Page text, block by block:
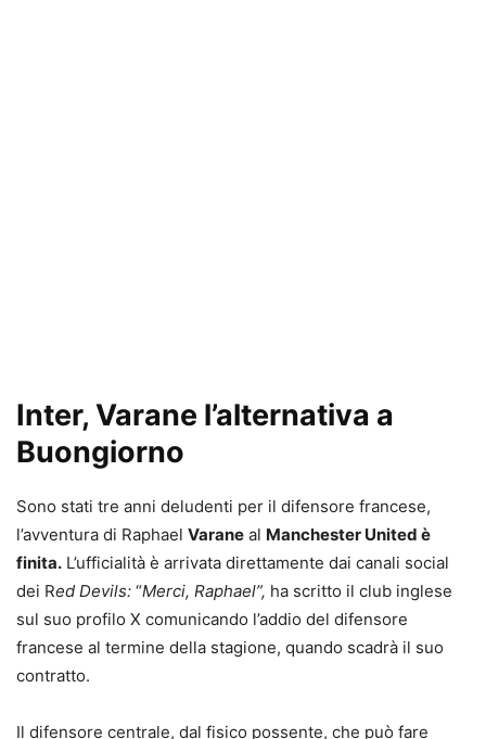
Inter, Varane l’alternativa a
Buongiorno
Sono stati tre anni deludenti per il difensore francese,
l’avventura di Raphael Varane al Manchester United è
finita. L’ufficialità è arrivata direttamente dai canali social
dei Red Devils: “Merci, Raphael”, ha scritto il club inglese
sul suo profilo X comunicando l’addio del difensore
francese al termine della stagione, quando scadrà il suo
contratto.
Il difensore centrale, dal fisico possente, che può fare